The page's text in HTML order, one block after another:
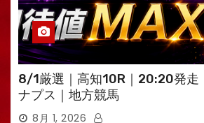
8/1厳選｜高知10R｜20:20発走
ナプス｜地方競馬
8月 1, 2026